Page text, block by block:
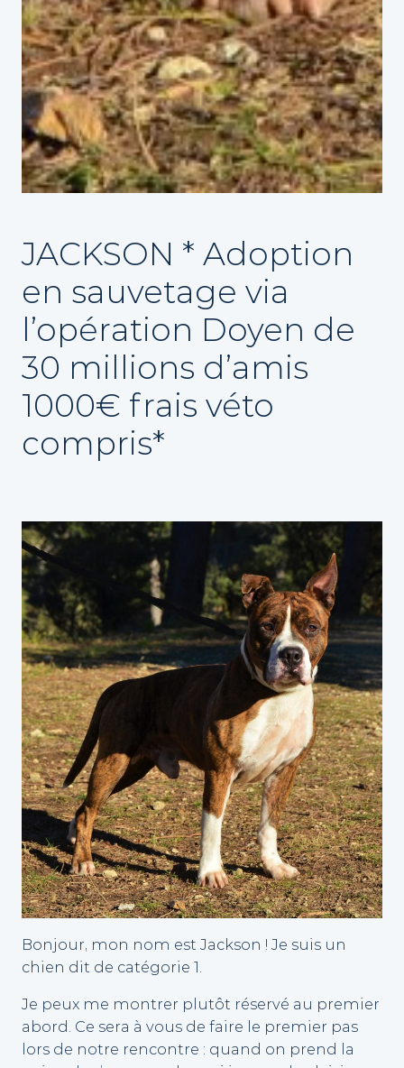
JACKSON * Adoption
en sauvetage via
l’opération Doyen de
30 millions d’amis
1000€ frais véto
compris*
Bonjour, mon nom est Jackson ! Je suis un
chien dit de catégorie 1.
Je peux me montrer plutôt réservé au premier
abord. Ce sera à vous de faire le premier pas
lors de notre rencontre : quand on prend la